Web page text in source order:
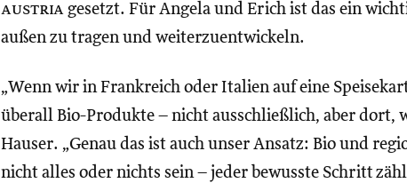
austria gesetzt. Für Angela und Erich ist das ein
außen zu tragen und weiterzuentwickeln.
„Wenn wir in Frankreich oder Italien auf eine
überall Bio-Produkte – nicht ausschließlich, aber dort,
Hauser. „Genau das ist auch unser Ansatz: Bio und
nicht alles oder nichts sein – jeder bewusste Schritt